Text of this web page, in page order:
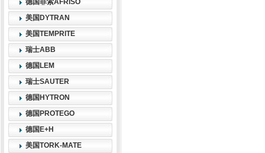
德国菲索AFRISO
美国DYTRAN
美国TEMPRITE
瑞士ABB
德国LEM
瑞士SAUTER
德国HYTRON
德国PROTEGO
德国E+H
美国TORK-MATE